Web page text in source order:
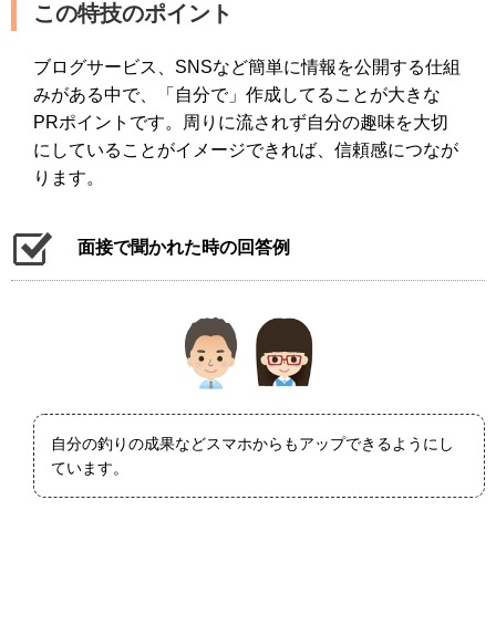
この特技のポイント
ブログサービス、SNSなど簡単に情報を公開する仕組
みがある中で、「自分で」作成してることが大きな
PRポイントです。周りに流されず自分の趣味を大切
にしていることがイメージできれば、信頼感につなが
ります。
面接で聞かれた時の回答例
自分の釣りの成果などスマホからもアップできるようにし
ています。